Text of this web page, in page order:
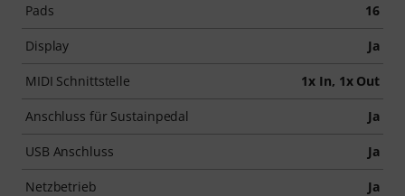
Pads 16
Display Ja
MIDI Schnittstelle 1x In, 1x Out
Anschluss für Sustainpedal Ja
USB Anschluss Ja
Netzbetrieb Ja